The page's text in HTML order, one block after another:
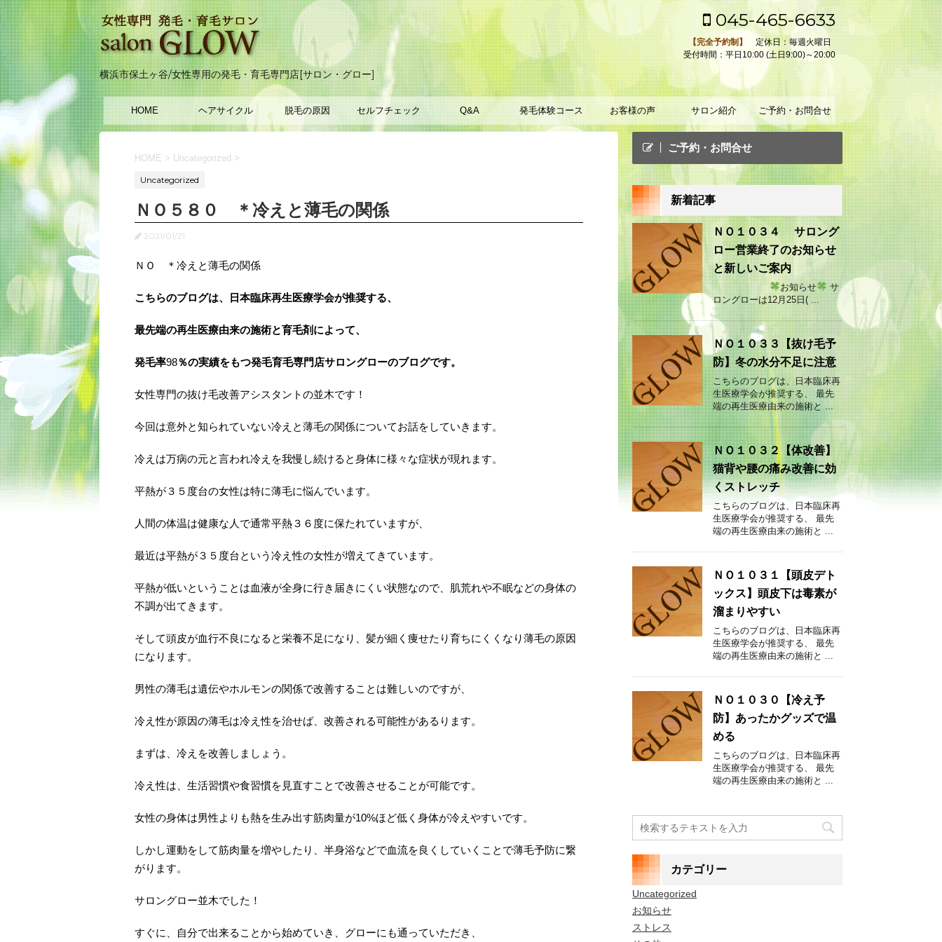
横浜市保土ヶ谷/女性専用の発毛・育毛専門店[サロン・グロー]
045-465-6633
【完全予約制】
定休日：毎週火曜日
受付時間：平日10:00 (土日9:00)～20:00
HOME ヘアサイクル 脱毛の原因 セルフチェック Q&A 発毛体験コース お客様の声 サロン紹介 ご予約・お問合せ
HOME > Uncategorized >
Uncategorized
ＮＯ５８０ ＊冷えと薄毛の関係
2021/01/21
ＮＯ ＊冷えと薄毛の関係
こちらのブログは、日本臨床再生医療学会が推奨する、
最先端の再生医療由来の施術と育毛剤によって、
発毛率98％の実績をもつ発毛育毛専門店サロングローのブログです。
女性専門の抜け毛改善アシスタントの並木です！
今回は意外と知られていない冷えと薄毛の関係についてお話をしていきます。
冷えは万病の元と言われ冷えを我慢し続けると身体に様々な症状が現れます。
平熱が３５度台の女性は特に薄毛に悩んでいます。
人間の体温は健康な人で通常平熱３６度に保たれていますが、
最近は平熱が３５度台という冷え性の女性が増えてきています。
平熱が低いということは血液が全身に行き届きにくい状態なので、肌荒れや不眠などの身体の
不調が出てきます。
そして頭皮が血行不良になると栄養不足になり、髪が細く痩せたり育ちにくくなり薄毛の原因
になります。
男性の薄毛は遺伝やホルモンの関係で改善することは難しいのですが、
冷え性が原因の薄毛は冷え性を治せば、改善される可能性があるります。
まずは、冷えを改善しましょう。
冷え性は、生活習慣や食習慣を見直すことで改善させることが可能です。
女性の身体は男性よりも熱を生み出す筋肉量が10%ほど低く身体が冷えやすいです。
しかし運動をして筋肉量を増やしたり、半身浴などで血流を良くしていくことで薄毛予防に繋
がります。
サロングロー並木でした！
すぐに、自分で出来ることから始めていき、グローにも通っていただき、
ご予約・お問合せ
新着記事
ＮＯ１０３４ サロング
ロー営業終了のお知らせ
と新しいご案内
お知らせ
サ
ロングローは12月25日( ...
ＮＯ１０３３【抜け毛予
防】冬の水分不足に注意
こちらのブログは、日本臨床再
生医療学会が推奨する、 最先
端の再生医療由来の施術と ...
ＮＯ１０３２【体改善】
猫背や腰の痛み改善に効
くストレッチ
こちらのブログは、日本臨床再
生医療学会が推奨する、 最先
端の再生医療由来の施術と ...
ＮＯ１０３１【頭皮デト
ックス】頭皮下は毒素が
溜まりやすい
こちらのブログは、日本臨床再
生医療学会が推奨する、 最先
端の再生医療由来の施術と ...
ＮＯ１０３０【冷え予
防】あったかグッズで温
める
こちらのブログは、日本臨床再
生医療学会が推奨する、 最先
端の再生医療由来の施術と ...
カテゴリー
Uncategorized
お知らせ
ストレス